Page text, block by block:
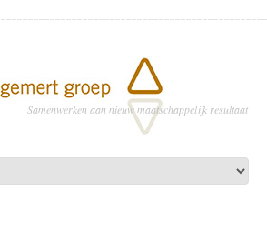
Samenwerken aan nieuw maatschappelijk resultaat